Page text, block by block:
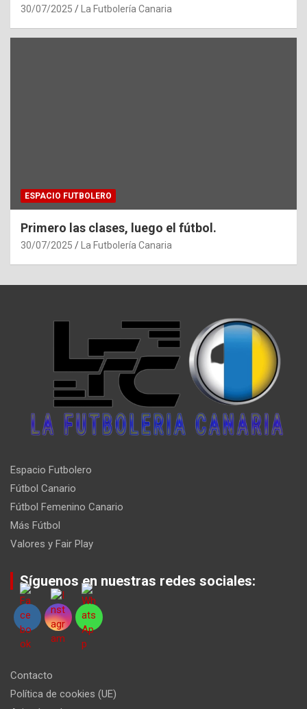
30/07/2025 La Futbolería Canaria
ESPACIO FUTBOLERO
Primero las clases, luego el fútbol.
30/07/2025 La Futbolería Canaria
Espacio Futbolero
Fútbol Canario
Fútbol Femenino Canario
Más Fútbol
Valores y Fair Play
Síguenos en nuestras redes sociales:
Contacto
Política de cookies (UE)